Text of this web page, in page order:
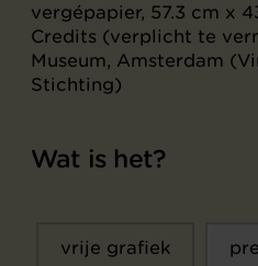
vergépapier, 57.3 cm x
Credits (verplicht te
Museum, Amsterdam
Stichting)
Wat is het?
vrije grafiek